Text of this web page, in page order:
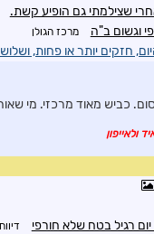
שצילמתי גם הופיע קשת.
וגשום ב"ה מרכז הגולן
חזקים יותר או פחות,
כביש מאוד מרכזי. מי
ולאייפון
רגיל בטח שלא חורפי